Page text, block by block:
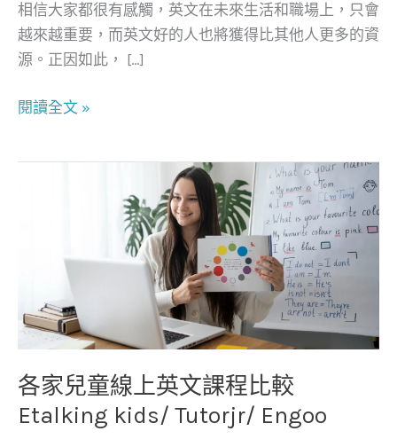
相信大家都很有感觸，英文在未來生活和職場上，只會
越來越重要，而英文好的人也將獲得比其他人更多的資
源。正因如此， […]
文
課
程
該
閱讀全文 »
各家兒童線上英文課程比較
Etalking kids/ Tutorjr/ Engoo
英
文
課
程
比